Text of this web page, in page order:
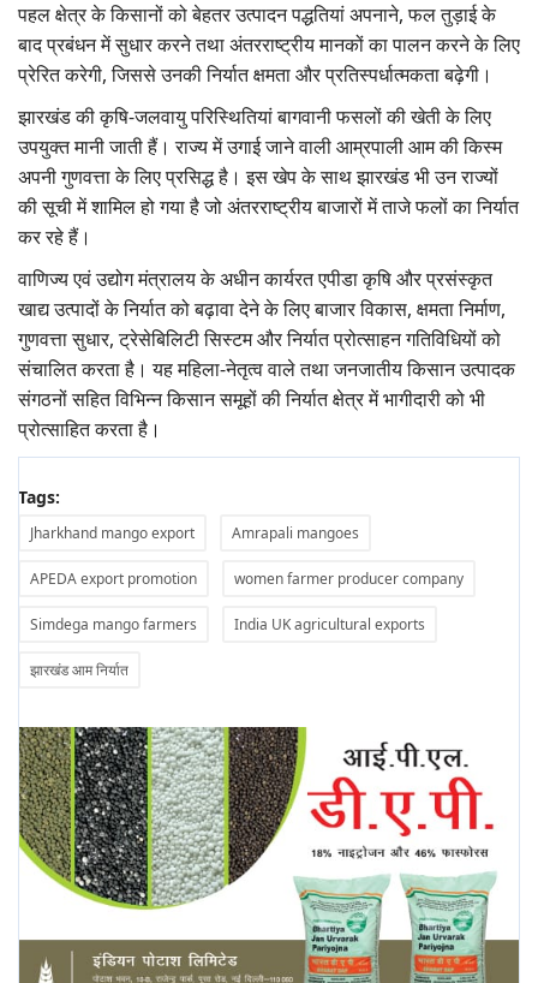
पहल क्षेत्र के किसानों को बेहतर उत्पादन पद्धतियां अपनाने, फल तुड़ाई के
बाद प्रबंधन में सुधार करने तथा अंतरराष्ट्रीय मानकों का पालन करने के लिए
प्रेरित करेगी, जिससे उनकी निर्यात क्षमता और प्रतिस्पर्धात्मकता बढ़ेगी।
झारखंड की कृषि-जलवायु परिस्थितियां बागवानी फसलों की खेती के लिए
उपयुक्त मानी जाती हैं। राज्य में उगाई जाने वाली आम्रपाली आम की किस्म
अपनी गुणवत्ता के लिए प्रसिद्ध है। इस खेप के साथ झारखंड भी उन राज्यों
की सूची में शामिल हो गया है जो अंतरराष्ट्रीय बाजारों में ताजे फलों का निर्यात
कर रहे हैं।
वाणिज्य एवं उद्योग मंत्रालय के अधीन कार्यरत एपीडा कृषि और प्रसंस्कृत
खाद्य उत्पादों के निर्यात को बढ़ावा देने के लिए बाजार विकास, क्षमता निर्माण,
गुणवत्ता सुधार, ट्रेसेबिलिटी सिस्टम और निर्यात प्रोत्साहन गतिविधियों को
संचालित करता है। यह महिला-नेतृत्व वाले तथा जनजातीय किसान उत्पादक
संगठनों सहित विभिन्न किसान समूहों की निर्यात क्षेत्र में भागीदारी को भी
प्रोत्साहित करता है।
Tags:
Jharkhand mango export Amrapali mangoes
APEDA export promotion women farmer producer company
Simdega mango farmers India UK agricultural exports
झारखंड आम निर्यात